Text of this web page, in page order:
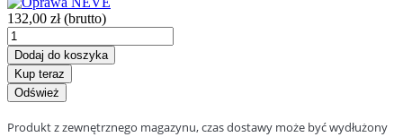
132,00 zł (brutto)
Dodaj do koszyka
Kup teraz
Produkt z zewnętrznego magazynu, czas dostawy może być wydłużony